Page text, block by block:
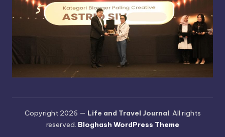
Copyright 2026 — Life and Travel Journal. All rights
reserved. Bloghash WordPress Theme